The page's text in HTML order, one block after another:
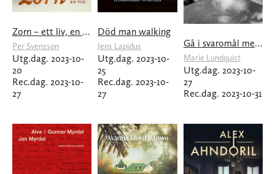
Zorn – ett liv, en tid
Per Svensson
Utg.dag. 2023-10-
20
Rec.dag. 2023-10-
27
Död man walking
Jens Lapidus
Utg.dag. 2023-10-
25
Rec.dag. 2023-10-
27
Gå i svaromål med havet
Marie Lundquist
Utg.dag. 2023-10-
27
Rec.dag. 2023-10-31